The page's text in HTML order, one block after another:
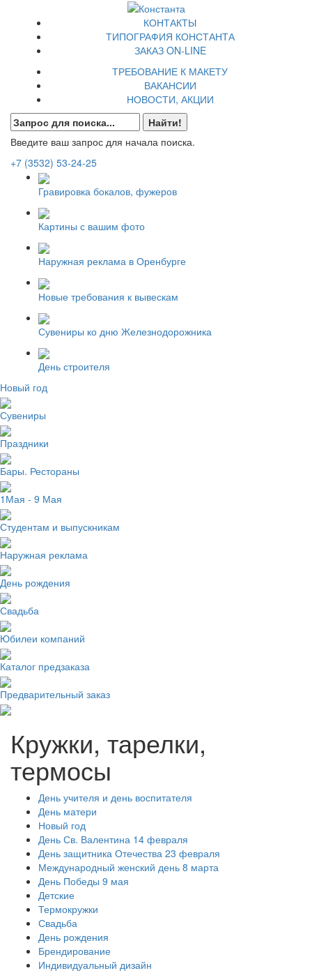
КОНТАКТЫ
ТИПОГРАФИЯ КОНСТАНТА
ЗАКАЗ ON-LINE
ТРЕБОВАНИЕ К МАКЕТУ
ВАКАНСИИ
НОВОСТИ, АКЦИИ
Введите ваш запрос для начала поиска.
+7 (3532) 53-24-25
Гравировка бокалов, фужеров
Картины с вашим фото
Наружная реклама в Оренбурге
Новые требования к вывескам
Сувениры ко дню Железнодорожника
День строителя
Новый год
Сувениры
Праздники
Бары. Рестораны
1Мая - 9 Мая
Студентам и выпускникам
Наружная реклама
День рождения
Свадьба
Юбилеи компаний
Каталог предзаказа
Предварительный заказ
Кружки, тарелки,
термосы
День учителя и день воспитателя
День матери
Новый год
День Св. Валентина 14 февраля
День защитника Отечества 23 февраля
Международный женский день 8 марта
День Победы 9 мая
Детские
Термокружки
Свадьба
День рождения
Брендирование
Индивидуальный дизайн